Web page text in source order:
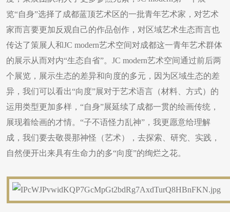
览“自身”选择了成都蓝顶艺术区的一批青年艺术家，对艺术
家而言要更加反观自己的作品创作，对区域艺术生态而言也
传达了策展人和JC modern艺术空间对成都这一青年艺术群体
的展示从而对内“生态自省”。JC modern艺术空间通过前后两
个展览，展示生态的差异和向度的多元，因为区域生态的差
异，我们可以看出“向度”展对于艺术语言（材料、方式）的
运用类型更加多样，“自身”展延续了成都一贯的绘画传统，
展现着绘画的才情。“子不语怪力乱神”，我更愿意给理解
成，我们要去敬畏那神怪（艺术），去探索、研究、实践，
自然便开出来具有生命力的多“向度”的绚烂之花。